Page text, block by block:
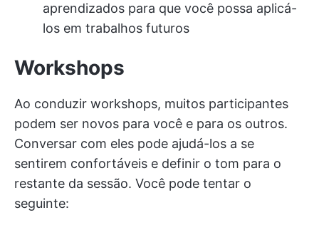
aprendizados para que você possa aplicá-
los em trabalhos futuros
Workshops
Ao conduzir workshops, muitos participantes
podem ser novos para você e para os outros.
Conversar com eles pode ajudá-los a se
sentirem confortáveis e definir o tom para o
restante da sessão. Você pode tentar o
seguinte: